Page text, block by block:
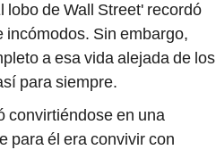
lobo de Wall Street' recordó
incómodos. Sin embargo,
a esa vida alejada de los
para siempre.
convirtiéndose en una
para él era convivir con